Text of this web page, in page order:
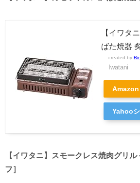
【イワタ
ばた焼器
created by
Iwatani
Amazon
Yahoo
【イワタニ】スモークレス焼肉グリ
フ］